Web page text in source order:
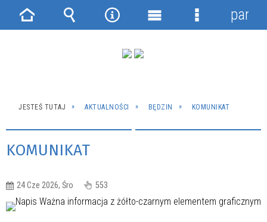
JESTEŚ TUTAJ AKTUALNOŚCI BĘDZIN KOMUNIKAT
KOMUNIKAT
24 Cze 2026, Śro 553
Strona Wyszukiwarka
NarzędziaMenu
Menu
panel